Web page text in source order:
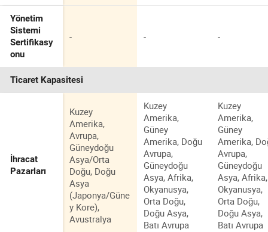
Yönetim
Sistemi
Sertifikasy
onu
- - -
Ticaret Kapasitesi
İhracat
Pazarları
Kuzey
Amerika,
Avrupa,
Güneydoğu
Asya/Orta
Doğu, Doğu
Asya
(Japonya/Güne
y Kore),
Avustralya
Kuzey
Amerika,
Güney
Amerika, Doğu
Avrupa,
Güneydoğu
Asya, Afrika,
Okyanusya,
Orta Doğu,
Doğu Asya,
Batı Avrupa
Kuzey
Amerika,
Güney
Amerika,
Avrupa,
Güneydoğu
Asya, Afrika,
Okyanusya,
Orta Doğu,
Doğu Asya,
Batı Avrupa